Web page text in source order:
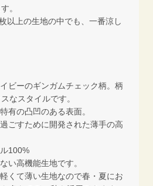
。
以上の生地の中でも、一番涼し
ーのギンガムチェック柄。柄
なスタイルです。
の凸凹のある表面。
すために開発された薄手の高
100%
高機能生地です。
て薄い生地なので春・夏にお